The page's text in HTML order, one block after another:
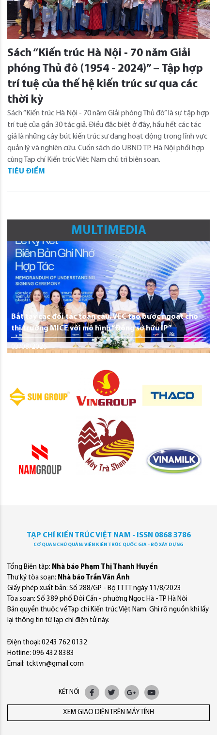
Sách “Kiến trúc Hà Nội - 70 năm Giải
phóng Thủ đô (1954 - 2024)” – Tập hợp
trí tuệ của thế hệ kiến trúc sư qua các
thời kỳ
Sách “Kiến trúc Hà Nội - 70 năm Giải phóng Thủ đô” là sự tập hợp
trí tuệ của gần 30 tác giả. Điều đặc biệt ở đây, hầu hết các tác
giả là những cây bút kiến trúc sư đang hoạt động trong lĩnh vực
quản lý và nghiên cứu. Cuốn sách do UBND TP. Hà Nội phối hợp
cùng Tạp chí Kiến trúc Việt Nam chủ trì biên soạn.
TIÊU ĐIỂM
MULTIMEDIA
Bắt tay các đối tác toàn cầu, VEC tạo bước ngoặt cho
thị trường MICE với mô hình “Đồng sở hữu IP”
03/08/2026
TẠP CHÍ KIẾN TRÚC VIỆT NAM - ISSN 0868 3786
CƠ QUAN CHỦ QUẢN: VIỆN KIẾN TRÚC QUỐC GIA - BỘ XÂY DỰNG
Tổng Biên tập: Nhà báo Phạm Thị Thanh Huyền
Thư ký tòa soạn: Nhà báo Trần Văn Ánh
Giấy phép xuất bản: Số 288/GP - Bộ TTTT ngày 11/8/2023
Tòa soạn: Số 389 phố Đội Cấn - phường Ngọc Hà - TP Hà Nội
Bản quyền thuộc về Tạp chí Kiến trúc Việt Nam. Ghi rõ nguồn khi lấy
lại thông tin từ Tạp chí điện tử này.
Điện thoại: 0243 762 0132
Hotline: 096 432 8383
Email: tcktvn@gmail.com
KẾT NỐI
XEM GIAO DIỆN TRÊN MÁY TÍNH